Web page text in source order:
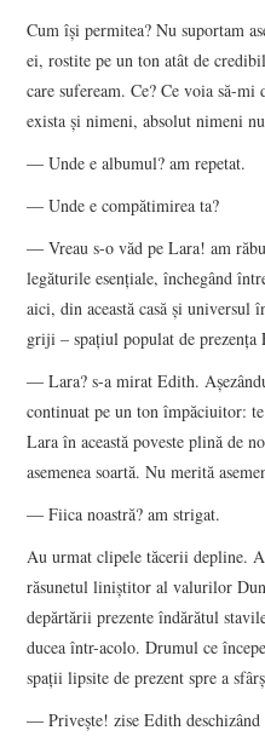
Cum îşi permitea? Nu suportam
ei, rostite pe un ton atât de
care sufeream. Ce? Ce voia să-mi
exista şi nimeni, absolut nimeni
― Unde e albumul? am repetat.
― Unde e compătimirea ta?
― Vreau s-o văd pe Lara! am
legăturile esenţiale, închegând
aici, din această casă şi universul
griji – spaţiul populat de prezenţa
― Lara? s-a mirat Edith.
continuat pe un ton împăciuitor:
Lara în această poveste plină de
asemenea soartă. Nu merită
― Fiica noastră? am strigat.
Au urmat clipele tăcerii depline.
răsunetul liniştitor al valurilor
depărtării prezente îndărătul
ducea într-acolo. Drumul ce
spaţii lipsite de prezent spre a
― Priveşte! zise Edith